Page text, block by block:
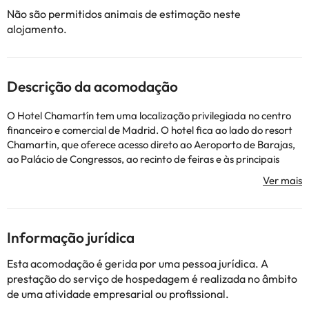
Não são permitidos animais de estimação neste
alojamento.
Descrição da acomodação
O Hotel Chamartín tem uma localização privilegiada no centro
financeiro e comercial de Madrid. O hotel fica ao lado do resort
Chamartin, que oferece acesso direto ao Aeroporto de Barajas,
ao Palácio de Congressos, ao recinto de feiras e às principais
atrações turísticas da cidade. O Paseo de la Castellana está a
poucos minutos do hotel e o Estádio Santiago Bernabeu fica a
hotel possui espaços abertos e luz natural, equipados com as
mais recentes tecnologias. Os hóspedes podem fazer uso do café
e centro de negócios, ou descontrair no Relax Cabin 24 horas
localizado no corredor.
Informação jurídica
Esta acomodação é gerida por uma pessoa jurídica. A
prestação do serviço de hospedagem é realizada no âmbito
de uma atividade empresarial ou profissional.